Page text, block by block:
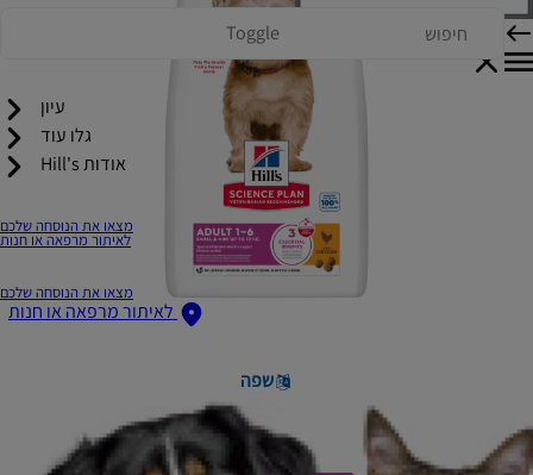
Toggle
עיון
גלו עוד
אודות Hill's
מצאו את הנוסחה שלכם
לאיתור מרפאה או חנות
מצאו את הנוסחה שלכם
לאיתור מרפאה או חנות
שפה